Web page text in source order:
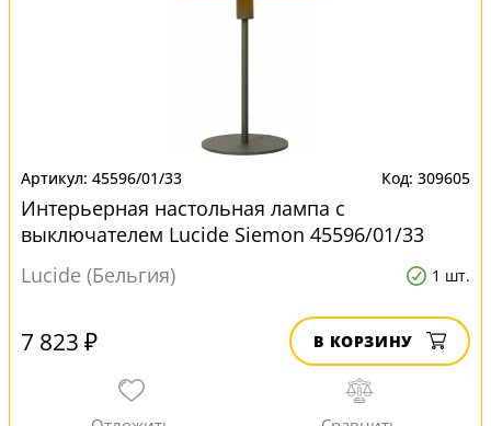
45596/01/33 309605
Интерьерная настольная лампа с
выключателем Lucide Siemon 45596/01/33
Lucide (Бельгия)
1 шт.
7 823 ₽ В КОРЗИНУ